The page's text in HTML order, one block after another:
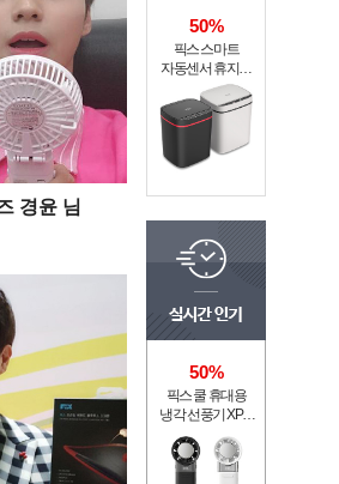
경윤 님
50%
픽스 스마트
자동센서 휴지통
XSW-301
50%
픽스 쿨 휴대용
냉각 선풍기 XPF-